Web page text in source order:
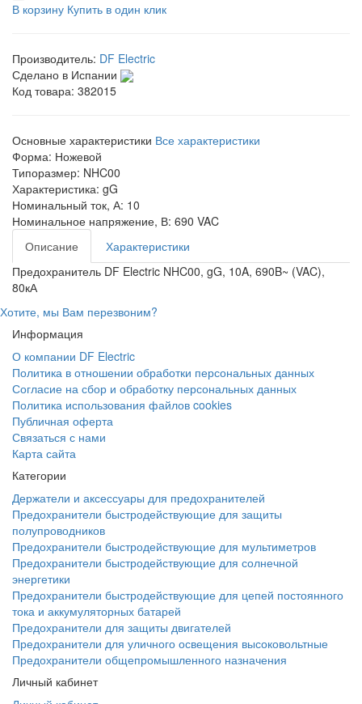
В корзину Купить в один клик
Производитель: DF Electric
Сделано в Испании
Код товара: 382015
Основные характеристики Все характеристики
Форма: Ножевой
Типоразмер: NHC00
Характеристика: gG
Номинальный ток, А: 10
Номинальное напряжение, В: 690 VAC
Описание
Характеристики
Предохранитель DF Electric NHC00, gG, 10A, 690B~ (VAC),
80кА
Хотите, мы Вам перезвоним?
Информация
О компании DF Electric
Политика в отношении обработки персональных данных
Согласие на сбор и обработку персональных данных
Политика использования файлов cookies
Публичная оферта
Связаться с нами
Карта сайта
Категории
Держатели и аксессуары для предохранителей
Предохранители быстродействующие для защиты
полупроводников
Предохранители быстродействующие для мультиметров
Предохранители быстродействующие для солнечной
энергетики
Предохранители быстродействующие для цепей постоянного
тока и аккумуляторных батарей
Предохранители для защиты двигателей
Предохранители для уличного освещения высоковольтные
Предохранители общепромышленного назначения
Личный кабинет